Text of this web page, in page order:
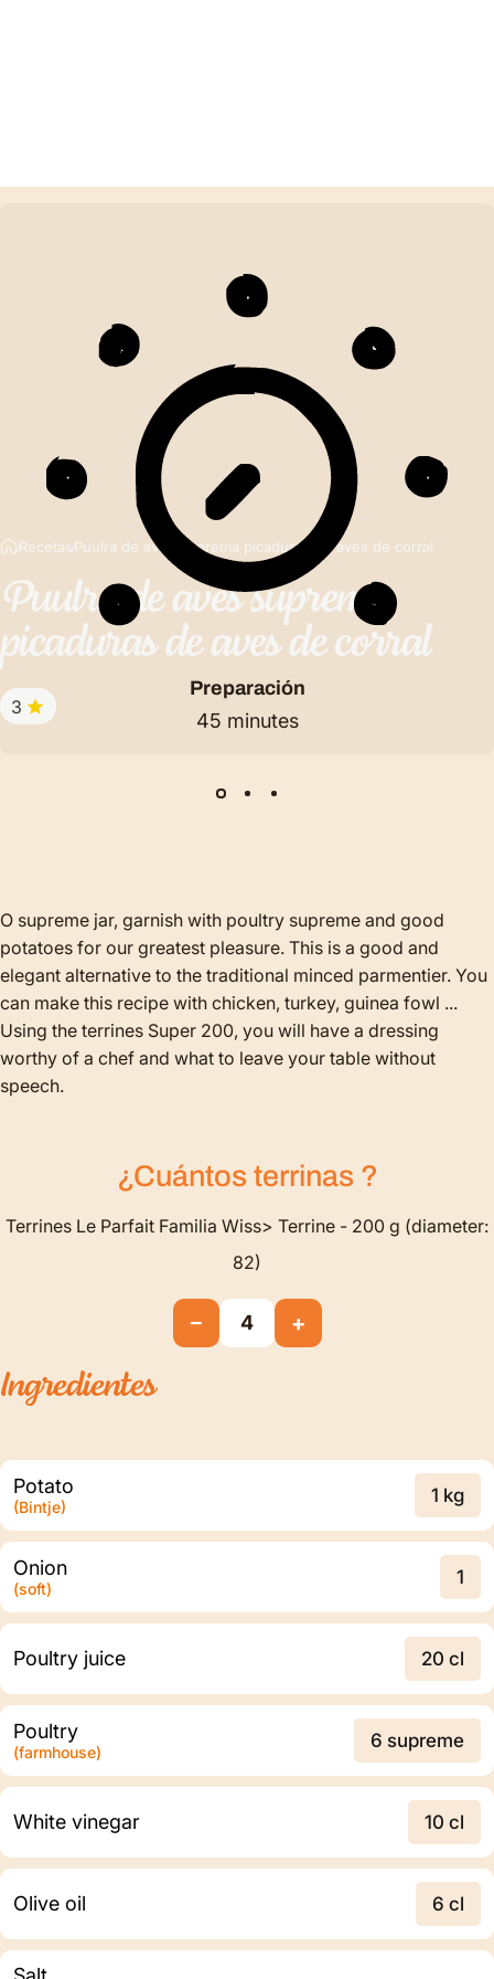
RecetasPuulra de aves suprema picaduras de aves de corral
Puulradeavessuprema
picadurasdeavesdecorral
3
Preparación
45 minutes
O supreme jar, garnish with poultry supreme and good
potatoes for our greatest pleasure. This is a good and
elegant alternative to the traditional minced parmentier. You
can make this recipe with chicken, turkey, guinea fowl ...
Using the terrines Super 200, you will have a dressing
worthy of a chef and what to leave your table without
speech.
¿Cuántos terrinas ?
Terrines Le Parfait Familia Wiss> Terrine - 200 g (diameter:
82)
− 4 +
Ingredientes
Potato
(Bintje)
1 kg
Onion
(soft)
1
Poultry juice 20 cl
Poultry
(farmhouse)
6 supreme
White vinegar 10 cl
Olive oil 6 cl